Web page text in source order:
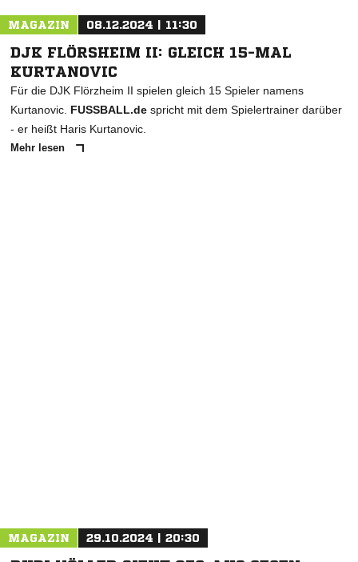
MAGAZIN 08.12.2024 | 11:30
DJK FLÖRSHEIM II: GLEICH 15-MAL
KURTANOVIC
Für die DJK Flörzheim II spielen gleich 15 Spieler namens
Kurtanovic. FUSSBALL.de spricht mit dem Spielertrainer darüber
- er heißt Haris Kurtanovic.
Mehr lesen
MAGAZIN 29.10.2024 | 20:30